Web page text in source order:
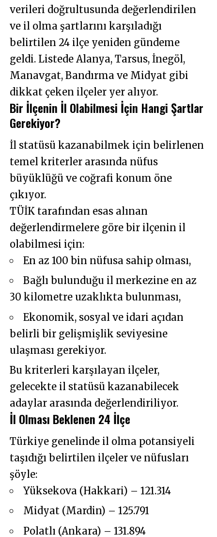
verileri doğrultusunda değerlendirilen
ve il olma şartlarını karşıladığı
belirtilen 24 ilçe yeniden gündeme
geldi. Listede Alanya, Tarsus, İnegöl,
Manavgat, Bandırma ve Midyat gibi
dikkat çeken ilçeler yer alıyor.
Bir İlçenin İl Olabilmesi İçin Hangi Şartlar
Gerekiyor?
İl statüsü kazanabilmek için belirlenen
temel kriterler arasında nüfus
büyüklüğü ve coğrafi konum öne
çıkıyor.
TÜİK tarafından esas alınan
değerlendirmelere göre bir ilçenin il
olabilmesi için:
En az 100 bin nüfusa sahip olması,
Bağlı bulunduğu il merkezine en az
30 kilometre uzaklıkta bulunması,
Ekonomik, sosyal ve idari açıdan
belirli bir gelişmişlik seviyesine
ulaşması gerekiyor.
Bu kriterleri karşılayan ilçeler,
gelecekte il statüsü kazanabilecek
adaylar arasında değerlendiriliyor.
İl Olması Beklenen 24 İlçe
Türkiye genelinde il olma potansiyeli
taşıdığı belirtilen ilçeler ve nüfusları
şöyle:
Yüksekova (Hakkari) – 121.314
Midyat (Mardin) – 125.791
Polatlı (Ankara) – 131.894